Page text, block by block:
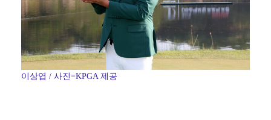
이상엽 / 사진=KPGA 제공